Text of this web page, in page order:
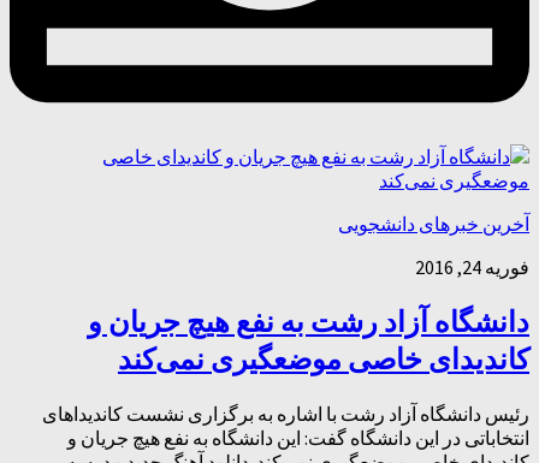
آخرین خبرهای دانشجویی
فوریه 24, 2016
دانشگاه آزاد رشت به نفع هیچ جریان و
کاندیدای خاصی موضعگیری نمی‌کند
رئیس دانشگاه آزاد رشت با اشاره به برگزاری نشست کاندیداهای
انتخاباتی در این دانشگاه گفت: این دانشگاه به نفع هیچ جریان و